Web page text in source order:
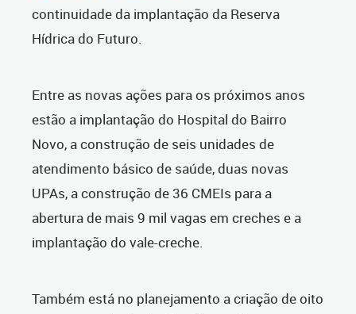
continuidade da implantação da Reserva
Hídrica do Futuro.
Entre as novas ações para os próximos anos
estão a implantação do Hospital do Bairro
Novo, a construção de seis unidades de
atendimento básico de saúde, duas novas
UPAs, a construção de 36 CMEIs para a
abertura de mais 9 mil vagas em creches e a
implantação do vale-creche.
Também está no planejamento a criação de oito